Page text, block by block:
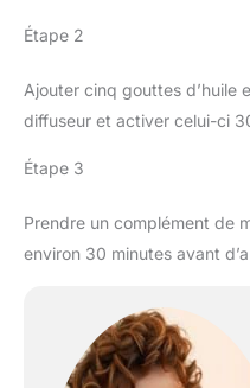
Étape 2
Ajouter cinq gouttes d’huile
diffuseur et activer celui-ci
Étape 3
Prendre un complément de
environ 30 minutes avant